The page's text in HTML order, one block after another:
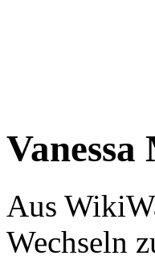
Aus
Wechseln